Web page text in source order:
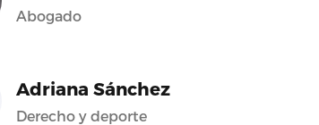
Abogado
Adriana Sánchez
Derecho y deporte